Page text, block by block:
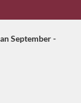
September -